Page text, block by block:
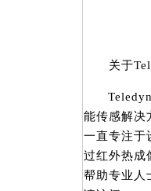
关于
Teledyne
能传感解决
一直专注于
过红外热成
帮助专业人